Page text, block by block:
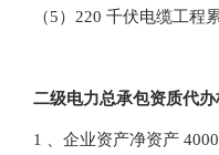
（5）220 千伏电缆工程
二级电力总承包资质代办
1 、企业资产净资产 4000